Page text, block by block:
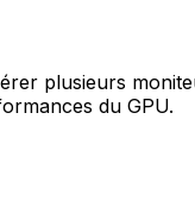
plusieurs
du GPU.